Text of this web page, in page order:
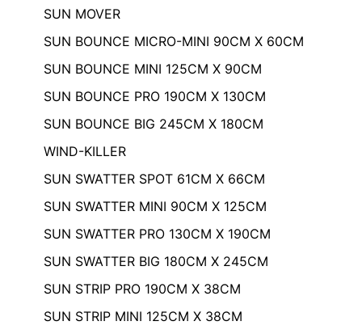
SUN MOVER
SUN BOUNCE MICRO-MINI 90CM X 60CM
SUN BOUNCE MINI 125CM X 90CM
SUN BOUNCE PRO 190CM X 130CM
SUN BOUNCE BIG 245CM X 180CM
WIND-KILLER
SUN SWATTER SPOT 61CM X 66CM
SUN SWATTER MINI 90CM X 125CM
SUN SWATTER PRO 130CM X 190CM
SUN SWATTER BIG 180CM X 245CM
SUN STRIP PRO 190CM X 38CM
SUN STRIP MINI 125CM X 38CM